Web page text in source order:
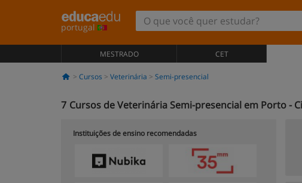
portugal
MESTRADO CET
Cursos Veterinária Semi-presencial
7 Cursos de Veterinária Semi-presencial em Porto -
Instituições de ensino recomendadas